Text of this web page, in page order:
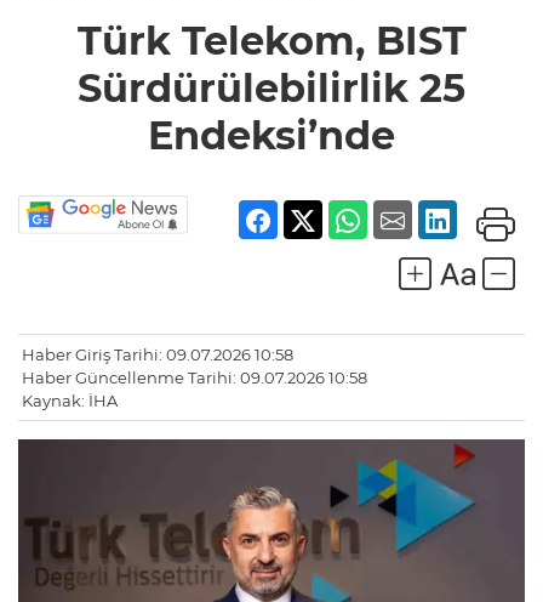
Sürdürülebilirlik
25 Endeksi’nde
Türk Telekom, BIST
Sürdürülebilirlik 25
Endeksi’nde
Haber Giriş Tarihi: 09.07.2026 10:58
Haber Güncellenme Tarihi: 09.07.2026 10:58
Kaynak: İHA